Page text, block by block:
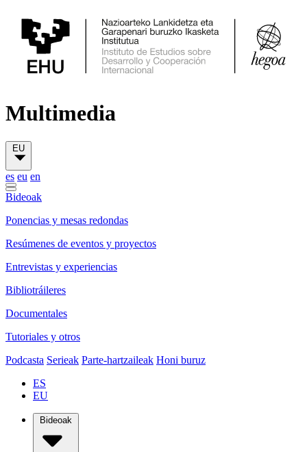
Multimedia
EU
es eu en
Bideoak
Ponencias y mesas redondas
Resúmenes de eventos y proyectos
Entrevistas y experiencias
Bibliotráileres
Documentales
Tutoriales y otros
Podcasta Serieak Parte-hartzaileak Honi buruz
ES
EU
Bideoak